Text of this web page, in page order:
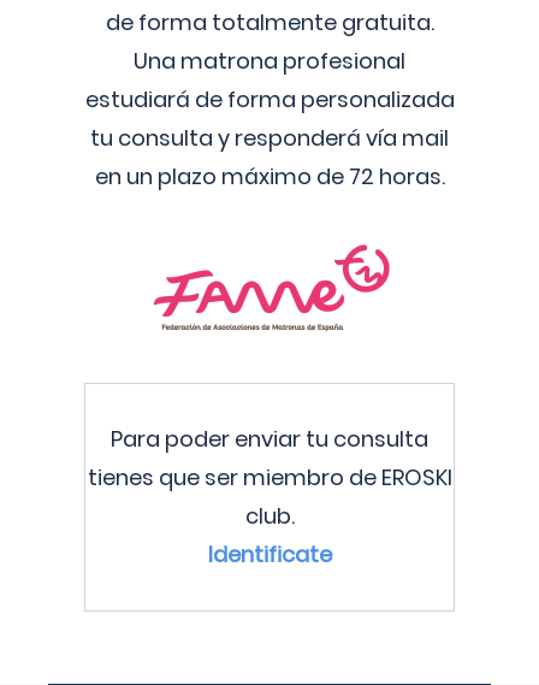
de forma totalmente gratuita.
Una matrona profesional
estudiará de forma personalizada
tu consulta y responderá vía mail
en un plazo máximo de 72 horas.
Para poder enviar tu consulta
tienes que ser miembro de EROSKI
club.
Identificate